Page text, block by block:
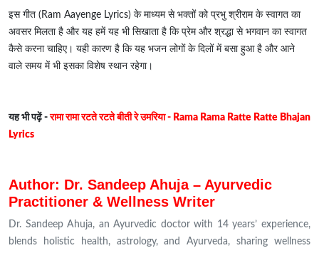
इस गीत (Ram Aayenge Lyrics) के माध्यम से भक्तों को प्रभु श्रीराम के स्वागत का
अवसर मिलता है और यह हमें यह भी सिखाता है कि प्रेम और श्रद्धा से भगवान का स्वागत
कैसे करना चाहिए। यही कारण है कि यह भजन लोगों के दिलों में बसा हुआ है और आने
वाले समय में भी इसका विशेष स्थान रहेगा।
यह भी पढ़ें -रामा रामा रटते रटते बीती रे उमरिया - Rama Rama Ratte Ratte Bhajan
Lyrics
Author: Dr. Sandeep Ahuja – Ayurvedic
Practitioner & Wellness Writer
Dr. Sandeep Ahuja, an Ayurvedic doctor with 14 years’ experience,
blends holistic health, astrology, and Ayurveda, sharing wellness